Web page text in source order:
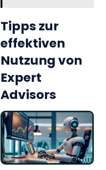
Tipps zur
effektiven
Nutzung von
Expert
Advisors